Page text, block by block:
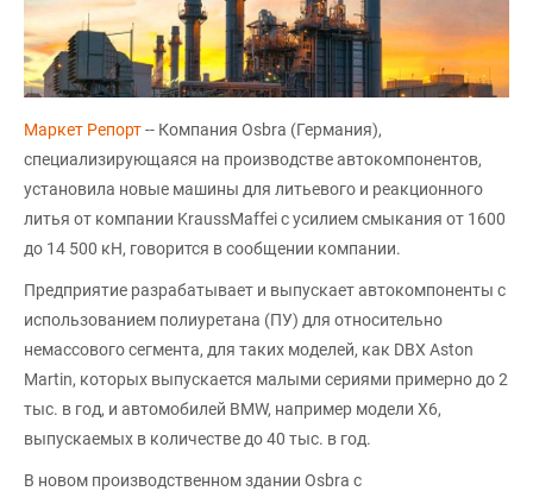
Маркет Репорт-- Компания Osbra (Германия),
специализирующаяся на производстве автокомпонентов,
установила новые машины для литьевого и реакционного
литья от компании KraussMaffei с усилием смыкания от 1600
до 14 500 кН, говорится в сообщении компании.
Предприятие разрабатывает и выпускает автокомпоненты с
использованием полиуретана (ПУ) для относительно
немассового сегмента, для таких моделей, как DBX Aston
Martin, которых выпускается малыми сериями примерно до 2
тыс. в год, и автомобилей BMW, например модели X6,
выпускаемых в количестве до 40 тыс. в год.
В новом производственном здании Osbra с